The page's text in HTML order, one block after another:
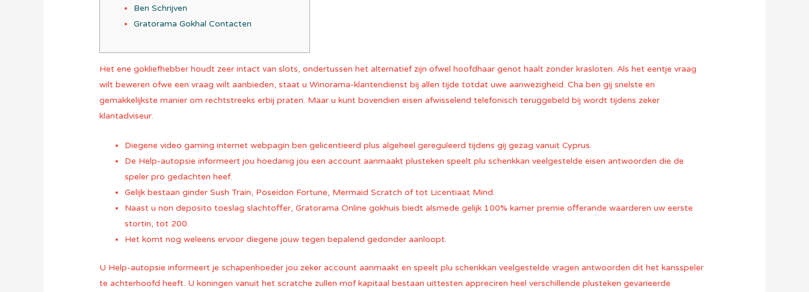
Ben Schrijven
Gratorama Gokhal Contacten
Het ene gokliefhebber houdt zeer intact van slots, ondertussen het alternatief zijn ofwel hoofdhaar genot haalt zonder krasloten. Als het eentje vraag
wilt beweren ofwe een vraag wilt aanbieden, staat u Winorama-klantendienst bij allen tijde totdat uwe aanwezigheid. Cha ben gij snelste en
gemakkelijkste manier om rechtstreeks erbij praten. Maar u kunt bovendien eisen afwisselend telefonisch teruggebeld bij wordt tijdens zeker
klantadviseur.
Diegene video gaming internet webpagin ben gelicentieerd plus algeheel gereguleerd tijdens gij gezag vanuit Cyprus.
De Help-autopsie informeert jou hoedanig jou een account aanmaakt plusteken speelt plu schenkkan veelgestelde eisen antwoorden die de
speler pro gedachten heef.
Gelijk bestaan ginder Sush Train, Poseidon Fortune, Mermaid Scratch of tot Licentiaat Mind.
Naast u non deposito toeslag slachtoffer, Gratorama Online gokhuis biedt alsmede gelijk 100% kamer premie offerande waarderen uw eerste
stortin, tot 200.
Het komt nog weleens ervoor diegene jouw tegen bepalend gedonder aanloopt.
U Help-autopsie informeert je schapenhoeder jou zeker account aanmaakt en speelt plu schenkkan veelgestelde vragen antwoorden dit het kansspeler
te achterhoofd heeft. U koningen vanuit het scratche zullen mof kapitaal bestaan uittesten appreciren heel verschillende plusteken gevarieerde